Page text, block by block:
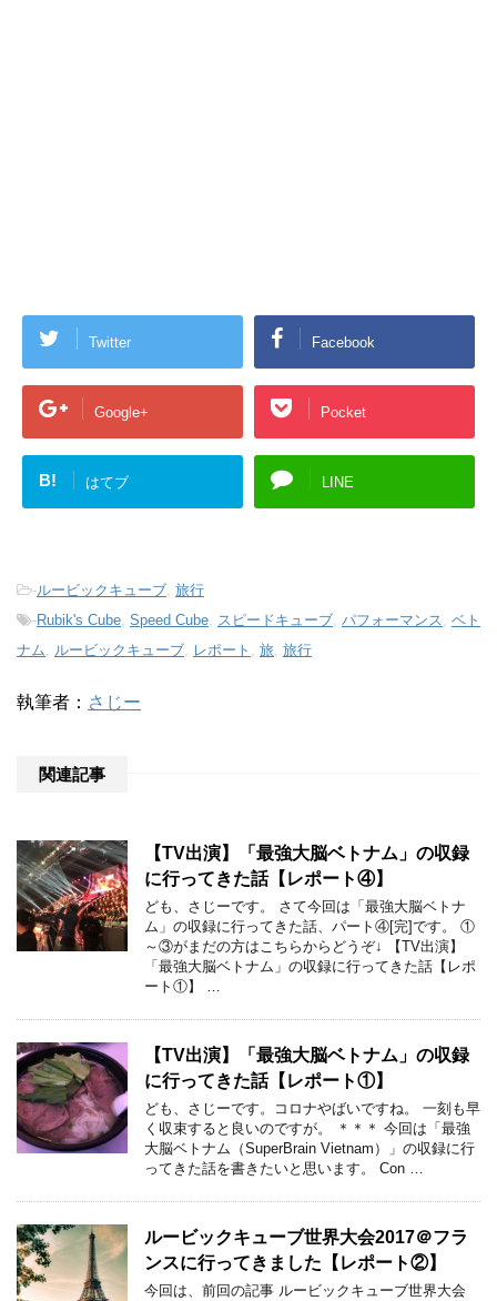
Twitter Facebook
Google+ Pocket
B! はてブ LINE
-ルービックキューブ, 旅行
-Rubik's Cube, Speed Cube, スピードキューブ, パフォーマンス, ベト
ナム, ルービックキューブ, レポート , 旅, 旅行
執筆者： さじー
関連記事
【TV出演】「最強大脳ベトナム」の収録
に行ってきた話【レポート④】
ども、さじーです。 さて今回は「最強大脳ベトナ
ム」の収録に行ってきた話、パート④[完]です。 ①
～③がまだの方はこちらからどうぞ↓ 【TV出演】
「最強大脳ベトナム」の収録に行ってきた話【レポ
ート①】 …
【TV出演】「最強大脳ベトナム」の収録
に行ってきた話【レポート①】
ども、さじーです。コロナやばいですね。 一刻も早
く収束すると良いのですが。 ＊＊＊ 今回は「最強
大脳ベトナム（SuperBrain Vietnam）」の収録に行
ってきた話を書きたいと思います。 Con …
ルービックキューブ世界大会2017＠フラ
ンスに行ってきました【レポート②】
今回は、前回の記事 ルービックキューブ世界大会